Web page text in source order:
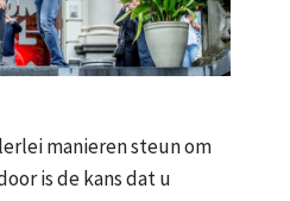
manieren steun om
is de kans dat u